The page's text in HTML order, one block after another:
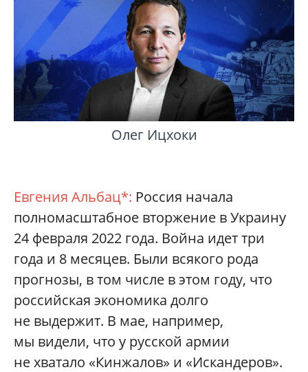
Олег Ицхоки
Евгения Альбац*: Россия начала
полномасштабное вторжение в Украину
24 февраля 2022 года. Война идет три
года и 8 месяцев. Были всякого рода
прогнозы, в том числе в этом году, что
российская экономика долго
не выдержит. В мае, например,
мы видели, что у русской армии
не хватало «Кинжалов» и «Искандеров».